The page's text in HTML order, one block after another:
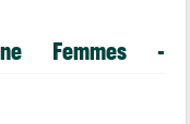
Femmes -